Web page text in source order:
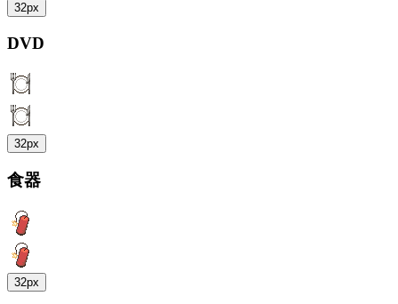
32px
DVD
32px
食器
32px